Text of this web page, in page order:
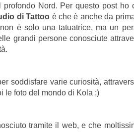
Nord. Per questo post ho
di Tattoo è che è anche da
non è solo una tatuatrice, ma un
grandi persone conosciute
soddisfare varie curiosità,
le foto del mondo di Kola ;)
tramite il web, e che